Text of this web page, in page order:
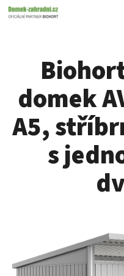
Přejít
domek
A5,
s
K
P
O
J